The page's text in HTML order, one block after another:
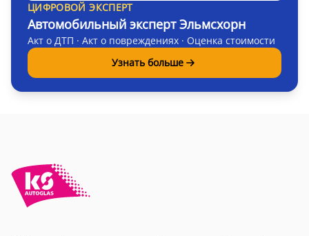
ЦИФРОВОЙ ЭКСПЕРТ
Автомобильный эксперт Эльмсхорн
Акт о ДТП · Акт о повреждениях · Оценка стоимости
Узнать больше